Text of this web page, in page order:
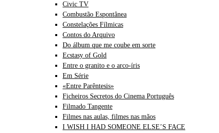
Civic TV
Combustão Espontânea
Constelações Fílmicas
Contos do Arquivo
Do álbum que me coube em sorte
Ecstasy of Gold
Entre o granito e o arco-íris
Em Série
«Entre Parêntesis»
Ficheiros Secretos do Cinema Português
Filmado Tangente
Filmes nas aulas, filmes nas mãos
I WISH I HAD SOMEONE ELSE’S FACE